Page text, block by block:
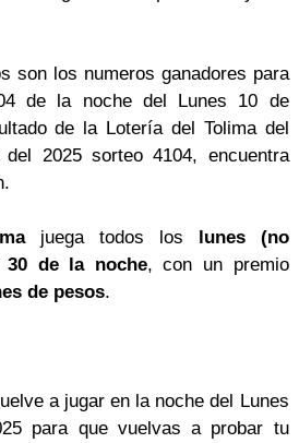
son los numeros ganadores para
de la noche del Lunes 10 de
de la Lotería del Tolima del
2025 sorteo 4104, encuentra
juega todos los lunes (no
de la noche, con un premio
de pesos.
a jugar en la noche del Lunes
para que vuelvas a probar tu